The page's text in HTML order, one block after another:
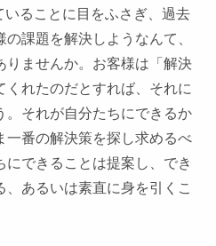
ることに目をふさぎ、過去
課題を解決しようなんて、
りませんか。お客様は「解決
れたのだとすれば、それに
。それが自分たちにできるか
一番の解決策を探し求めるべ
にできることは提案し、でき
あるいは素直に身を引くこ